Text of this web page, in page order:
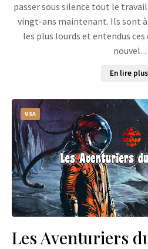
passer sous silence tout le
vingt-ans maintenant. Ils sont à
les plus lourds et entendus ces
En lire
USA
Les Aventuriers